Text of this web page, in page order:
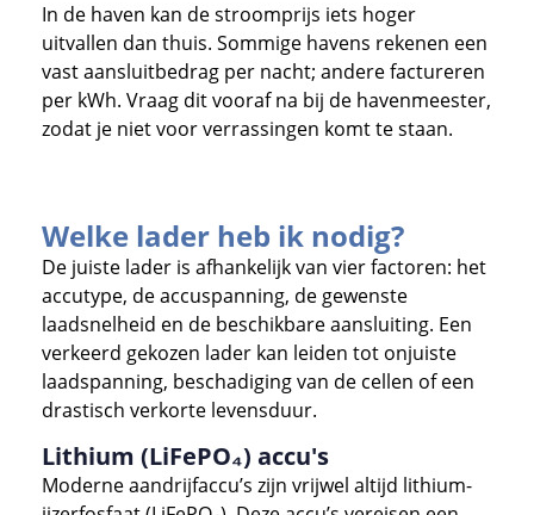
In de haven kan de stroomprijs iets hoger
uitvallen dan thuis. Sommige havens rekenen een
vast aansluitbedrag per nacht; andere factureren
per kWh. Vraag dit vooraf na bij de havenmeester,
zodat je niet voor verrassingen komt te staan.
Welke lader heb ik nodig?
De juiste lader is afhankelijk van vier factoren: het
accutype, de accuspanning, de gewenste
laadsnelheid en de beschikbare aansluiting. Een
verkeerd gekozen lader kan leiden tot onjuiste
laadspanning, beschadiging van de cellen of een
drastisch verkorte levensduur.
Lithium (LiFePO₄) accu's
Moderne aandrijfaccu’s zijn vrijwel altijd lithium-